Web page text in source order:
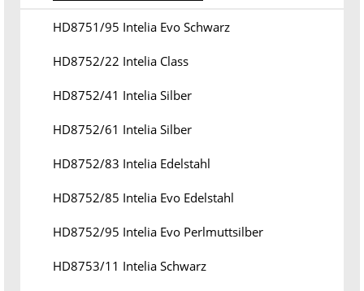
HD8751/95 Intelia Evo Schwarz
HD8752/22 Intelia Class
HD8752/41 Intelia Silber
HD8752/61 Intelia Silber
HD8752/83 Intelia Edelstahl
HD8752/85 Intelia Evo Edelstahl
HD8752/95 Intelia Evo Perlmuttsilber
HD8753/11 Intelia Schwarz